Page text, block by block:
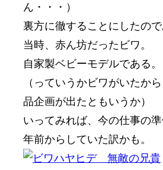
ん・・・）
裏方に徹することにしたので
当時、赤ん坊だったビワ。
自家製ベビーモデルである。
（っていうかビワがいたか
品企画が出たともいうか）
いってみれば、今の仕事の準
年前からしていた訳かも。